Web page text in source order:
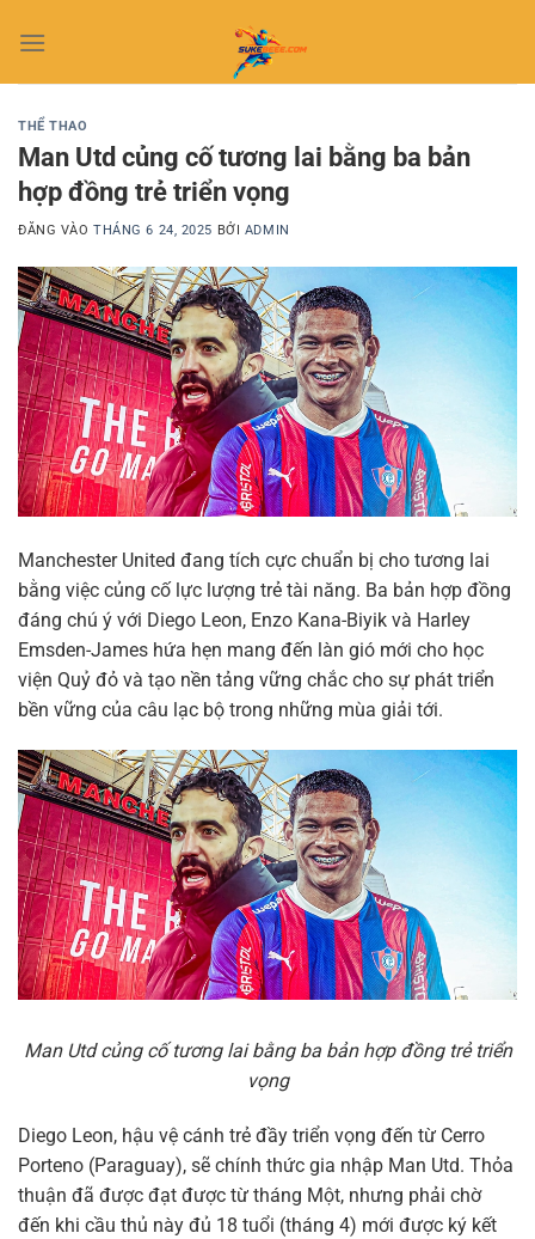
qua
THỂ THAO
Man Utd củng cố tương lai bằng ba bản
hợp đồng trẻ triển vọng
ĐĂNG VÀOTHÁNG 6 24, 2025 BỞI ADMIN
Manchester United đang tích cực chuẩn bị cho tương lai
bằng việc củng cố lực lượng trẻ tài năng. Ba bản hợp đồng
đáng chú ý với Diego Leon, Enzo Kana-Biyik và Harley
Emsden-James hứa hẹn mang đến làn gió mới cho học
viện Quỷ đỏ và tạo nền tảng vững chắc cho sự phát triển
bền vững của câu lạc bộ trong những mùa giải tới.
Man Utd củng cố tương lai bằng ba bản hợp đồng trẻ triển
vọng
Diego Leon, hậu vệ cánh trẻ đầy triển vọng đến từ Cerro
Porteno (Paraguay), sẽ chính thức gia nhập Man Utd. Thỏa
thuận đã được đạt được từ tháng Một, nhưng phải chờ
đến khi cầu thủ này đủ 18 tuổi (tháng 4) mới được ký kết